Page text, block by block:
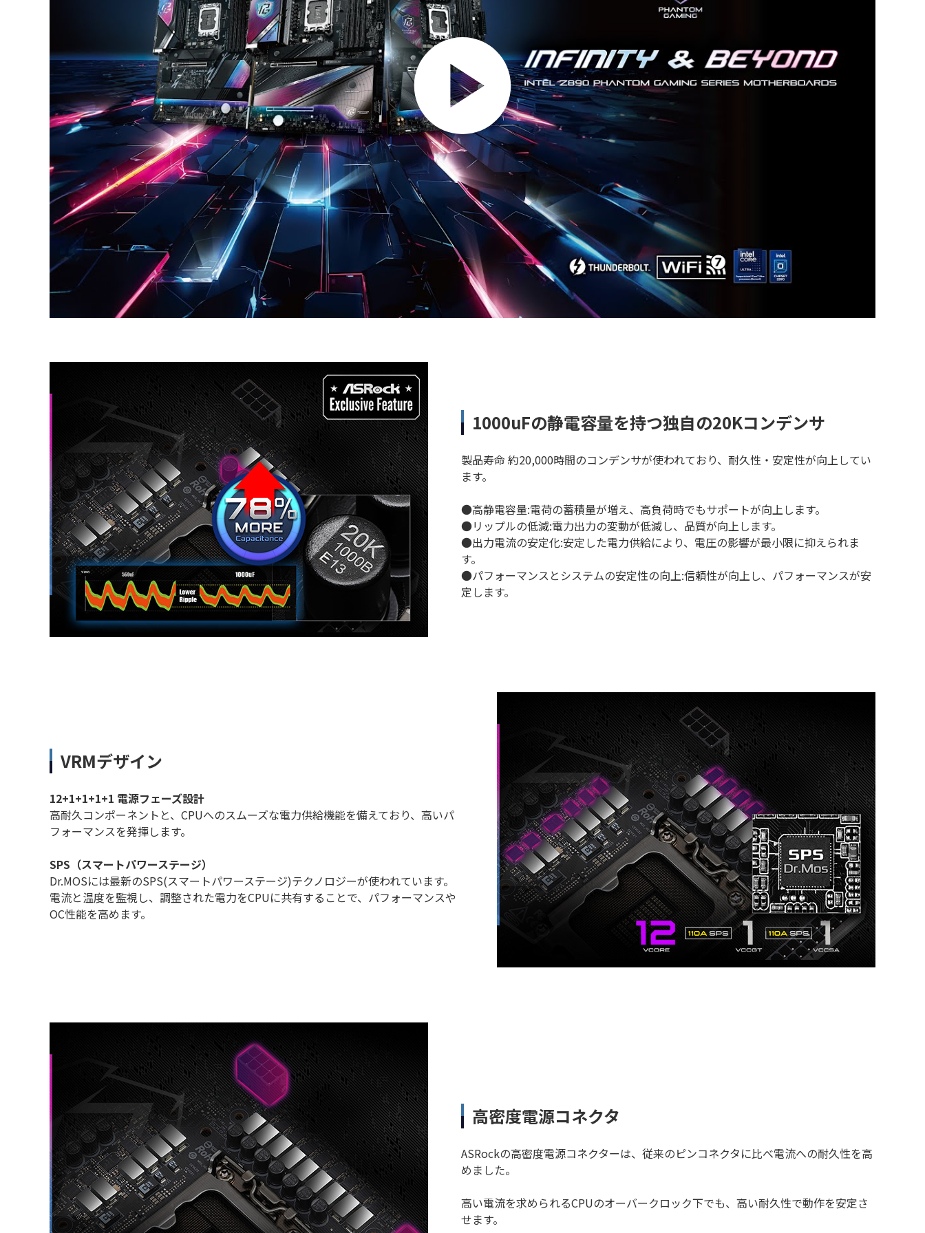
1000uFの静電容量を持つ独自の20Kコンデンサ
製品寿命 約20,000時間のコンデンサが使われており、耐久性・安定性が向上してい
ます。
●高静電容量:電荷の蓄積量が増え、高負荷時でもサポートが向上します。
●リップルの低減:電力出力の変動が低減し、品質が向上します。
●出力電流の安定化:安定した電力供給により、電圧の影響が最小限に抑えられま
す。
●パフォーマンスとシステムの安定性の向上:信頼性が向上し、パフォーマンスが安
定します。
VRMデザイン
12+1+1+1+1 電源フェーズ設計
高耐久コンポーネントと、CPUへのスムーズな電力供給機能を備えており、高いパ
フォーマンスを発揮します。
SPS（スマートパワーステージ）
Dr.MOSには最新のSPS(スマートパワーステージ)テクノロジーが使われています。
電流と温度を監視し、調整された電力をCPUに共有することで、パフォーマンスや
OC性能を高めます。
高密度電源コネクタ
ASRockの高密度電源コネクターは、従来のピンコネクタに比べ電流への耐久性を高
めました。
高い電流を求められるCPUのオーバークロック下でも、高い耐久性で動作を安定さ
せます。